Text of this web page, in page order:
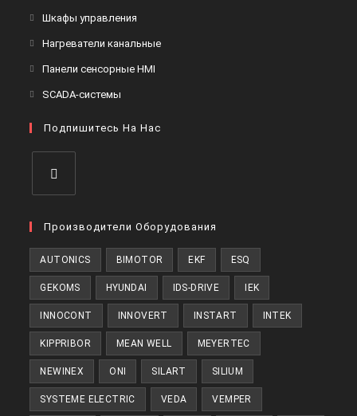
вкладке
вкладке
Шкафы управления
вкладке
Нагреватели канальныеОткроется
Панели сенсорные HMI
вкладке
SCADA-системы
новой
Подпишитесь На Нас
в
вкладке
Производители Оборудования
AUTONICS BIMOTOR EKF ESQ
GEKOMS HYUNDAI IDS-DRIVE IEK
INNOCONT INNOVERT INSTART INTEK
KIPPRIBOR MEAN WELL MEYERTEC
NEWINEX ONI SILART SILIUM
SYSTEME ELECTRIC VEDA VEMPER